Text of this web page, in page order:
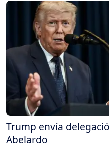
Trump envía
Abelardo